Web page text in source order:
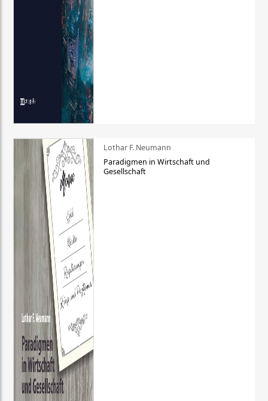
Lothar F. Neumann
Paradigmen in Wirtschaft und
Gesellschaft